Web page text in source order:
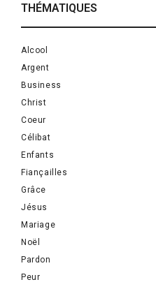
THÉMATIQUES
Alcool
Argent
Business
Christ
Coeur
Célibat
Enfants
Fiançailles
Grâce
Jésus
Mariage
Noël
Pardon
Peur